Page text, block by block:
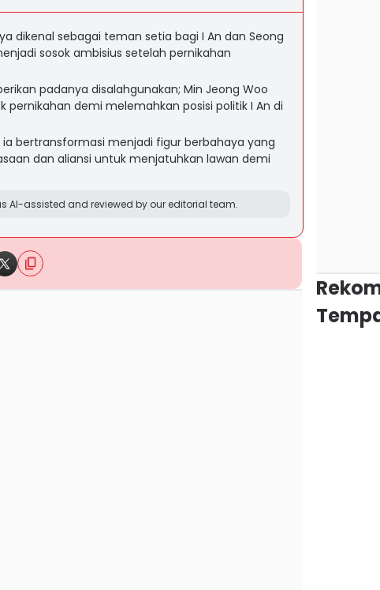
dikenal sebagai teman setia bagi I An dan Seong
sosok ambisius setelah pernikahan
padanya disalahgunakan; Min Jeong Woo
pernikahan demi melemahkan posisi politik I An di
bertransformasi menjadi figur berbahaya yang
dan aliansi untuk menjatuhkan lawan demi
AI-assisted and reviewed by our editorial team.